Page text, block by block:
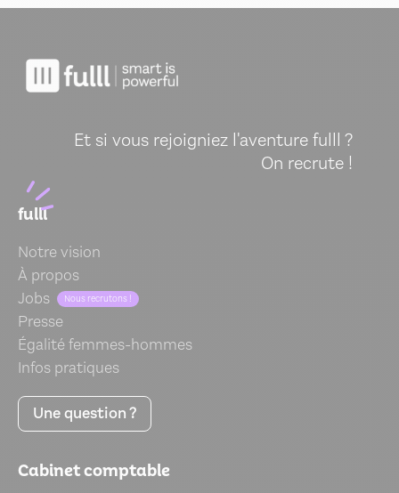
Et si vous rejoigniez l'aventure fulll ?
On recrute !
fulll
Notre vision
À propos
Jobs
Nous recrutons !
Presse
Égalité femmes-hommes
Infos pratiques
Une question ?
Cabinet comptable